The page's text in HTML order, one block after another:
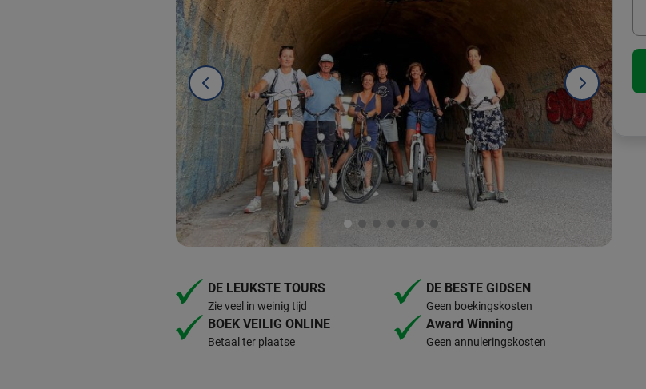
DE LEUKSTE TOURS
Zie veel in weinig tijd
DE BESTE GIDSEN
Geen boekingskosten
BOEK VEILIG ONLINE
Betaal ter plaatse
Award Winning
Geen annuleringskosten